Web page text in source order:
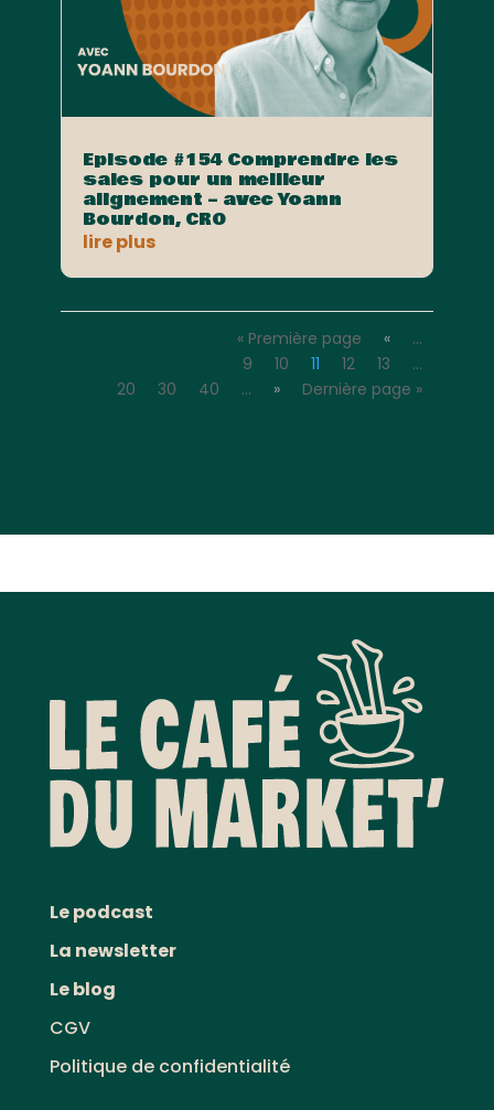
Episode #154 Comprendre les
sales pour un meilleur
alignement – avec Yoann
Bourdon, CRO
lire plus
« Première page «
…
9
10 11 12 13
…
20
30 40 … » Dernière page »
Le podcast
La newsletter
Le blog
CGV
Politique de confidentialité